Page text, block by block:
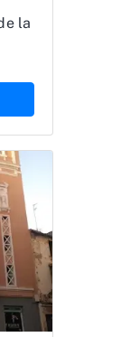
la